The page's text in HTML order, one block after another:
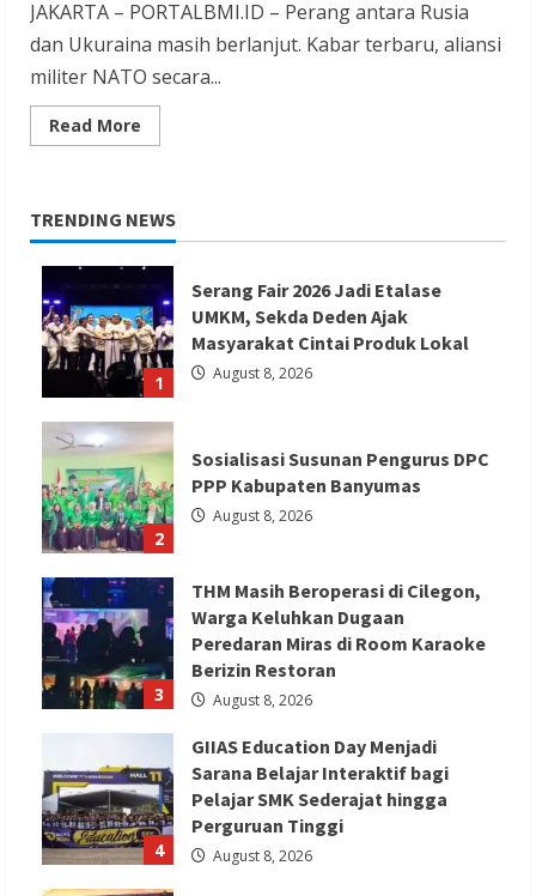
JAKARTA – PORTALBMI.ID – Perang antara Rusia
dan Ukuraina masih berlanjut. Kabar terbaru, aliansi
militer NATO secara...
Read More
more
Resmi
Berperang
NATO
TRENDING NEWS
1
Serang Fair 2026 Jadi Etalase
UMKM, Sekda Deden Ajak
Masyarakat Cintai Produk Lokal
August 8, 2026
2
Sosialisasi Susunan Pengurus DPC
PPP Kabupaten Banyumas
August 8, 2026
3
THM Masih Beroperasi di Cilegon,
Warga Keluhkan Dugaan
Peredaran Miras di Room Karaoke
Berizin Restoran
August 8, 2026
4
GIIAS Education Day Menjadi
Sarana Belajar Interaktif bagi
Pelajar SMK Sederajat hingga
Perguruan Tinggi
August 8, 2026